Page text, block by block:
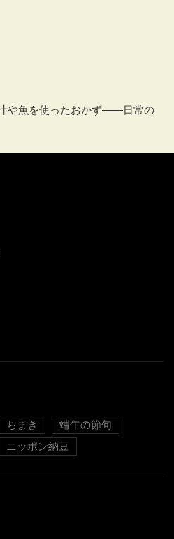
や魚を使ったおかず――日常の
ちまき
端午の節句
ニッポン納豆